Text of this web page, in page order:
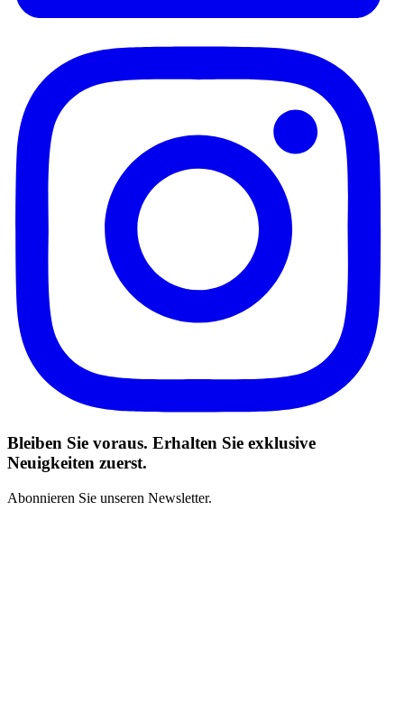
Bleiben Sie voraus. Erhalten Sie exklusive
Neuigkeiten zuerst.
Abonnieren Sie unseren Newsletter.